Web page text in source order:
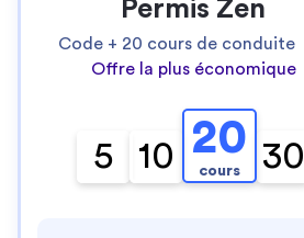
Permis Zen
Code + 20 cours de conduite
Offre la plus économique
5 10 20
cours 30